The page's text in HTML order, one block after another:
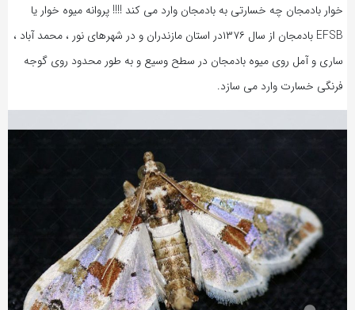
خوار بادمجان چه خسارتی به بادمجان وارد می کند !!!! پروانه میوه خوار یا
EFSB بادمجان از سال ۱۳۷۶در استان مازندران و در شهرهای نور ، محمد آباد ،
ساری و آمل روی میوه بادمجان در سطح وسیع و به طور محدود روی گوجه
فرنگی خسارت وارد می سازد.